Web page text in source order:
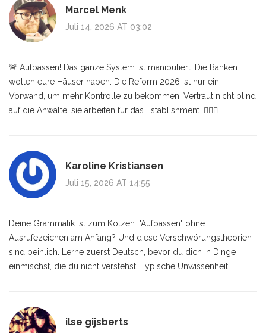
Marcel Menk
Juli 14, 2026 AT 03:02
🚨 Aufpassen! Das ganze System ist manipuliert. Die Banken
wollen eure Häuser haben. Die Reform 2026 ist nur ein
Vorwand, um mehr Kontrolle zu bekommen. Vertraut nicht blind
auf die Anwälte, sie arbeiten für das Establishment. 🕵️‍♂️💸
Karoline Kristiansen
Juli 15, 2026 AT 14:55
Deine Grammatik ist zum Kotzen. "Aufpassen" ohne
Ausrufezeichen am Anfang? Und diese Verschwörungstheorien
sind peinlich. Lerne zuerst Deutsch, bevor du dich in Dinge
einmischst, die du nicht verstehst. Typische Unwissenheit.
ilse gijsberts